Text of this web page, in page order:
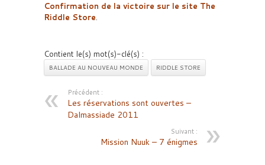
Confirmation de la victoire sur le site The
Riddle Store.
Contient le(s) mot(s)-clé(s) :
BALLADE AU NOUVEAU MONDE RIDDLE STORE
Précédent :
Les réservations sont ouvertes –
Dalmassiade 2011
Suivant :
Mission Nuuk – 7 énigmes